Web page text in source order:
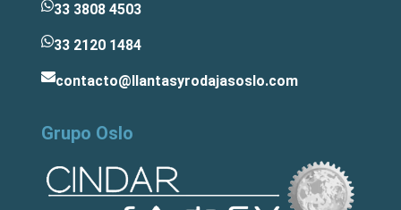
33 3808 4503
33 2120 1484
contacto@llantasyrodajasoslo.com
Grupo Oslo